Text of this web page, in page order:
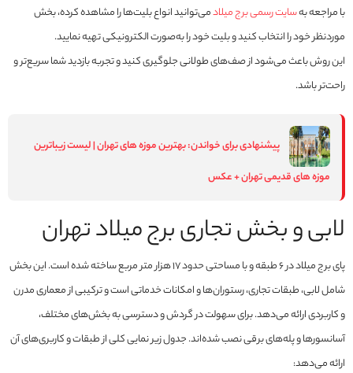
با مراجعه بهسایت رسمی برج میلادمی‌توانید انواع بلیت‌ها را مشاهده کرده، بخش
موردنظر خود را انتخاب کنید و بلیت خود را به‌صورت الکترونیکی تهیه نمایید.
این روش باعث می‌شود از صف‌های طولانی جلوگیری کنید و تجربه بازدید شما سریع‌تر و
راحت‌تر باشد.
پیشنهادی برای خواندن:بهترین موزه های تهران | لیست زیباترین
موزه های قدیمی تهران + عکس
لابی و بخش تجاری برج میلاد تهران
پای برج میلاد در ۶ طبقه و با مساحتی حدود ۱۷ هزار متر مربع ساخته شده است. این بخش
شامل لابی، طبقات تجاری، رستوران‌ها و امکانات خدماتی است و ترکیبی از معماری مدرن
و کاربردی ارائه می‌دهد. برای سهولت در گردش و دسترسی به بخش‌های مختلف،
آسانسورها و پله‌های برقی نصب شده‌اند. جدول زیر نمایی کلی از طبقات و کاربری‌های آن
ارائه می‌دهد: